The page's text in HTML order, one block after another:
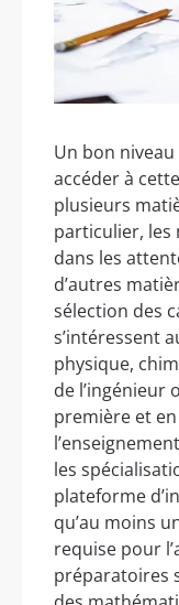
Un bon
accéder à
plusieurs
particulier, les
dans les
d’autres
sélection des
s’intéressent
physique,
de l’ingénieur
première et
les
plateforme
qu’au moins
requise pour
préparatoires